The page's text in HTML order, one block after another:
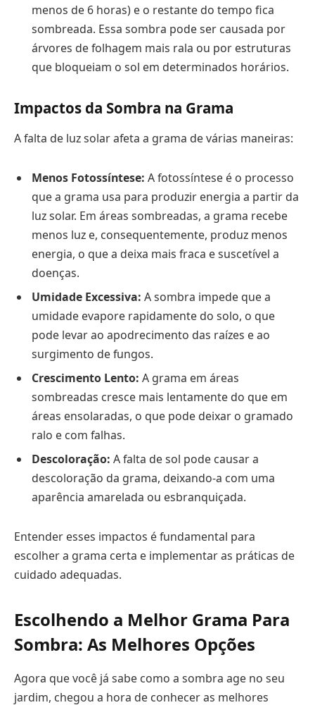
menos de 6 horas) e o restante do tempo fica
sombreada. Essa sombra pode ser causada por
árvores de folhagem mais rala ou por estruturas
que bloqueiam o sol em determinados horários.
Impactos da Sombra na Grama
A falta de luz solar afeta a grama de várias maneiras:
Menos Fotossíntese: A fotossíntese é o processo
que a grama usa para produzir energia a partir da
luz solar. Em áreas sombreadas, a grama recebe
menos luz e, consequentemente, produz menos
energia, o que a deixa mais fraca e suscetível a
doenças.
Umidade Excessiva: A sombra impede que a
umidade evapore rapidamente do solo, o que
pode levar ao apodrecimento das raízes e ao
surgimento de fungos.
Crescimento Lento: A grama em áreas
sombreadas cresce mais lentamente do que em
áreas ensolaradas, o que pode deixar o gramado
ralo e com falhas.
Descoloração: A falta de sol pode causar a
descoloração da grama, deixando-a com uma
aparência amarelada ou esbranquiçada.
Entender esses impactos é fundamental para
escolher a grama certa e implementar as práticas de
cuidado adequadas.
Escolhendo a Melhor Grama Para
Sombra: As Melhores Opções
Agora que você já sabe como a sombra age no seu
jardim, chegou a hora de conhecer as melhores